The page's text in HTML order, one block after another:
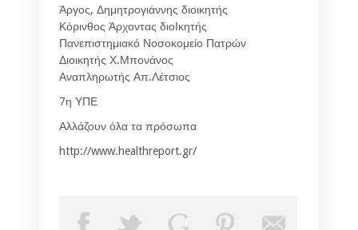
Άργος, Δημητρογιάννης διοικητής
Κόρινθος Άρχοντας διοΙκητής
Πανεπιστημιακό Νοσοκομείο Πατρών
Διοικητής Χ.Μπονάνος
Αναπληρωτής Απ.Λέτσιος
7η ΥΠΕ
Αλλάζουν όλα τα πρόσωπα
http://www.healthreport.gr/